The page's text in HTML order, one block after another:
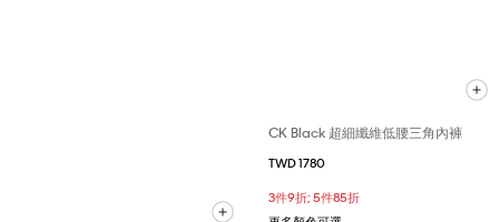
CK Black 超細纖維低腰三角內褲
TWD 1780
3件9折; 5件85折